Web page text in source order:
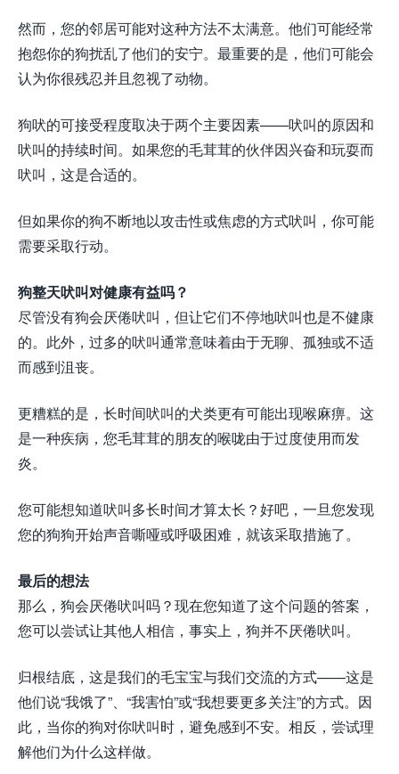
然而，您的邻居可能对这种方法不太满意。他们可能经常
抱怨你的狗扰乱了他们的安宁。最重要的是，他们可能会
认为你很残忍并且忽视了动物。
狗吠的可接受程度取决于两个主要因素——吠叫的原因和
吠叫的持续时间。如果您的毛茸茸的伙伴因兴奋和玩耍而
吠叫，这是合适的。
但如果你的狗不断地以攻击性或焦虑的方式吠叫，你可能
需要采取行动。
狗整天吠叫对健康有益吗？
尽管没有狗会厌倦吠叫，但让它们不停地吠叫也是不健康
的。此外，过多的吠叫通常意味着由于无聊、孤独或不适
而感到沮丧。
更糟糕的是，长时间吠叫的犬类更有可能出现喉麻痹。这
是一种疾病，您毛茸茸的朋友的喉咙由于过度使用而发
炎。
您可能想知道吠叫多长时间才算太长？好吧，一旦您发现
您的狗狗开始声音嘶哑或呼吸困难，就该采取措施了。
最后的想法
那么，狗会厌倦吠叫吗？现在您知道了这个问题的答案，
您可以尝试让其他人相信，事实上，狗并不厌倦吠叫。
归根结底，这是我们的毛宝宝与我们交流的方式——这是
他们说“我饿了”、“我害怕”或“我想要更多关注”的方式。因
此，当你的狗对你吠叫时，避免感到不安。相反，尝试理
解他们为什么这样做。